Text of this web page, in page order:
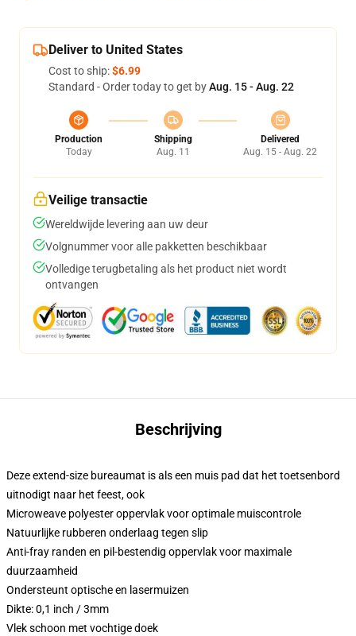
Deliver to United States
Cost to ship:$6.99
Standard - Order today to get byAug. 15 - Aug. 22
Production
Today
Shipping
Aug. 11
Delivered
Aug. 15 - Aug. 22
Veilige transactie
Wereldwijde levering aan uw deur
Volgnummer voor alle pakketten beschikbaar
Volledige terugbetaling als het product niet wordt
ontvangen
Beschrijving
Deze extend-size bureaumat is als een muis pad dat het toetsenbord
uitnodigt naar het feest, ook
Microweave polyester oppervlak voor optimale muiscontrole
Natuurlijke rubberen onderlaag tegen slip
Anti-fray randen en pil-bestendig oppervlak voor maximale
duurzaamheid
Ondersteunt optische en lasermuizen
Dikte: 0,1 inch / 3mm
Vlek schoon met vochtige doek